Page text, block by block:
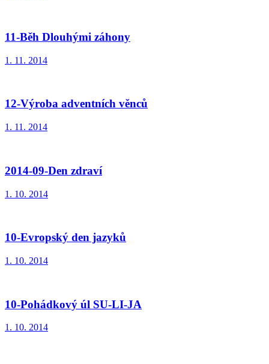
11-Běh Dlouhými záhony
1. 11. 2014
12-Výroba adventních věnců
1. 11. 2014
2014-09-Den zdraví
1. 10. 2014
10-Evropský den jazyků
1. 10. 2014
10-Pohádkový úl SU-LI-JA
1. 10. 2014